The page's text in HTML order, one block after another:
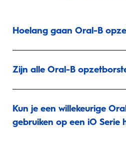
Hoelang gaan Oral-B
Zijn alle Oral-B
Kun je een willekeurige
gebruiken op een iO Serie